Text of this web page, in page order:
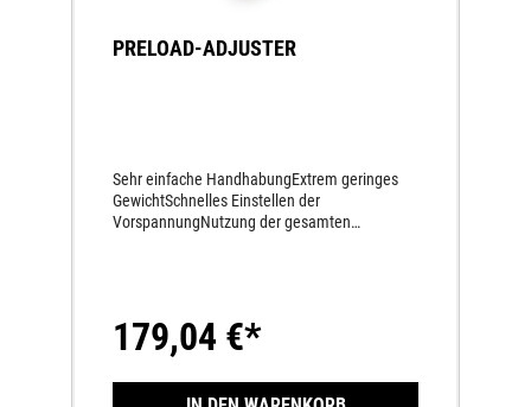
PRELOAD-ADJUSTER
Sehr einfache HandhabungExtrem geringes
GewichtSchnelles Einstellen der
VorspannungNutzung der gesamten
179,04 €*